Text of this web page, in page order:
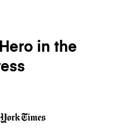
in the